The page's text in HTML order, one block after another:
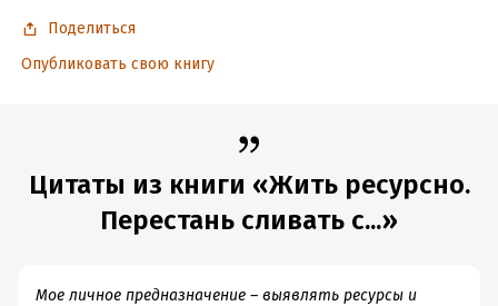
Дата поступления:
ISBN (EAN): 9785171534714
Поделиться
Опубликовать свою книгу
Цитаты из книги «Жить ресурсно.
Перестань сливать с...»
Мое личное предназначение – выявлять ресурсы и